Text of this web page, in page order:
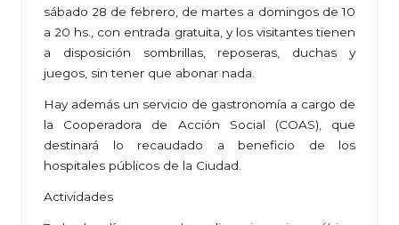
sábado 28 de febrero, de martes a domingos de 10
a 20 hs., con entrada gratuita, y los visitantes tienen
a disposición sombrillas, reposeras, duchas y
juegos, sin tener que abonar nada.
Hay además un servicio de gastronomía a cargo de
la Cooperadora de Acción Social (COAS), que
destinará lo recaudado a beneficio de los
hospitales públicos de la Ciudad.
Actividades